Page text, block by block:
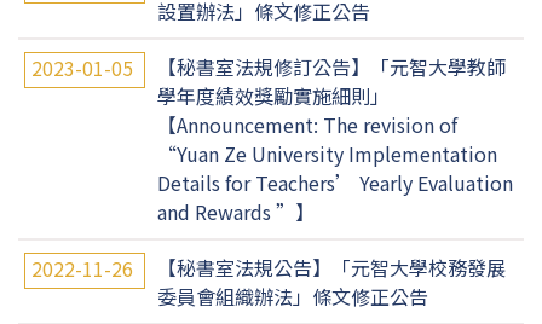
設置辦法」條文修正公告
2023-01-05
【秘書室法規修訂公告】「元智大學教師
學年度績效獎勵實施細則」
【Announcement: The revision of
“Yuan Ze University Implementation
Details for Teachers’ Yearly Evaluation
and Rewards ”】
2022-11-26
【秘書室法規公告】「元智大學校務發展
委員會組織辦法」條文修正公告